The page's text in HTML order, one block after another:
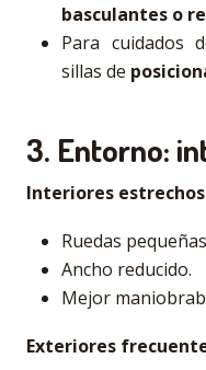
basculantes o
Para cuidados
sillas de
3. Entorno:
Interiores
Ruedas
Ancho reducido.
Mejor
Exteriores